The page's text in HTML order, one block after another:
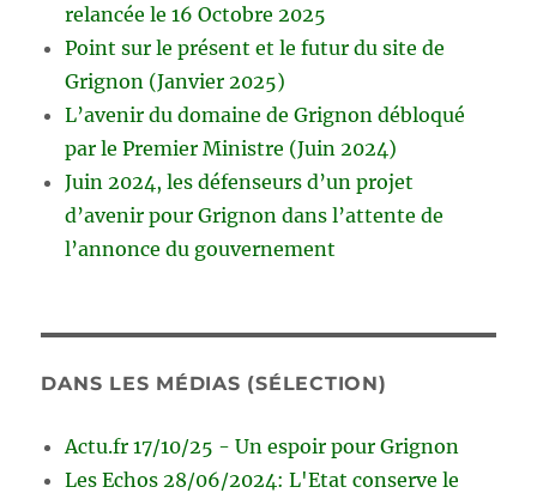
relancée le 16 Octobre 2025
Point sur le présent et le futur du site de
Grignon (Janvier 2025)
L’avenir du domaine de Grignon débloqué
par le Premier Ministre (Juin 2024)
Juin 2024, les défenseurs d’un projet
d’avenir pour Grignon dans l’attente de
l’annonce du gouvernement
DANS LES MÉDIAS (SÉLECTION)
Actu.fr 17/10/25 - Un espoir pour Grignon
Les Echos 28/06/2024: L'Etat conserve le